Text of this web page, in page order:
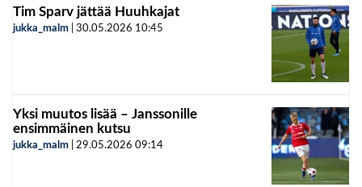
Tim Sparv jättää Huuhkajat
jukka_malm 30.05.2026 10:45
Yksi muutos lisää – Janssonille
ensimmäinen kutsu
jukka_malm 29.05.2026 09:14